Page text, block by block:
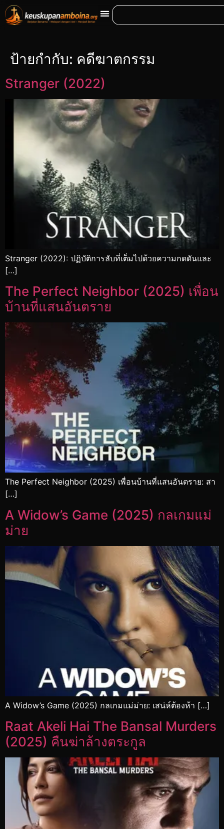
ป้ายกำกับ: คดีฆาตกรรม
Stranger (2022)
Stranger (2022): ปฏิบัติการลับที่เต็มไปด้วยความกดดันและ
[…]
The Perfect Neighbor (2025) เพื่อน
บ้านที่แสนอันตราย
The Perfect Neighbor (2025) เพื่อนบ้านที่แสนอันตราย: สา
[…]
A Widow’s Game (2025) กลเกมแม่
ม่าย
A Widow’s Game (2025) กลเกมแม่ม่าย: เสน่ห์ต้องห้า […]
Raat Akeli Hai The Bansal Murders
(2025) คืนฆ่าล้างตระกูล